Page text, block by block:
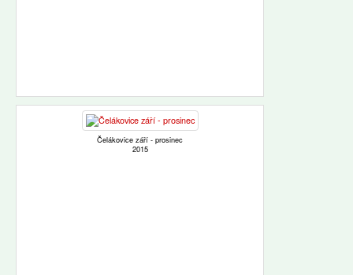
Čelákovice září - prosinec
2015